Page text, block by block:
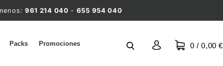
961 214 040 - 655 954 040
0 / 0,00 €
Packs Promociones